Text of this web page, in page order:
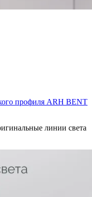
профиля ARH BENT
линии света